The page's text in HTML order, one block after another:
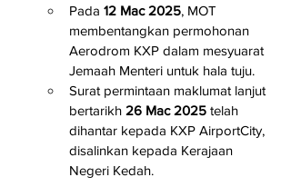
Pada 12 Mac 2025, MOT
membentangkan permohonan
Aerodrom KXP dalam mesyuarat
Jemaah Menteri untuk hala tuju.
Surat permintaan maklumat lanjut
bertarikh 26 Mac 2025 telah
dihantar kepada KXP AirportCity,
disalinkan kepada Kerajaan
Negeri Kedah.